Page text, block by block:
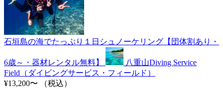
石垣島の海でたっぷり１日シュノーケリング【団体割あり・
6歳～・器材レンタル無料】
八重山Diving Service
Field（ダイビングサービス・フィールド）
¥13,200〜
（税込）